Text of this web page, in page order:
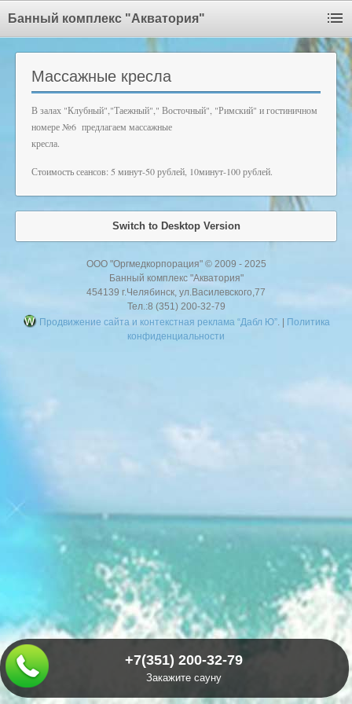
Банный комплекс "Акватория"
Массажные кресла
В залах "Клубный","Таежный"," Восточный", "Римский" и гостиничном
номере №6 предлагаем массажные
кресла.
Стоимость сеансов: 5 минут-50 рублей, 10минут-100 рублей.
Switch to Desktop Version
ООО "Оргмедкорпорация" © 2009 - 2025
Банный комплекс "Акватория"
454139 г.Челябинск, ул.Василевского,77
Тел.:8 (351) 200-32-79
Продвижение сайта и контекстная реклама “Дабл Ю”. | Политика
конфиденциальности
+7(351) 200-32-79
Закажите сауну